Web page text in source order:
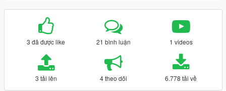
3 đã được like 21 bình luận 1 videos
3 tải lên 4 theo dõi 6.778 tải về